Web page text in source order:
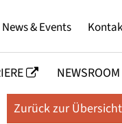
NEWSROOM
News & Events
Zurück zur Übersicht